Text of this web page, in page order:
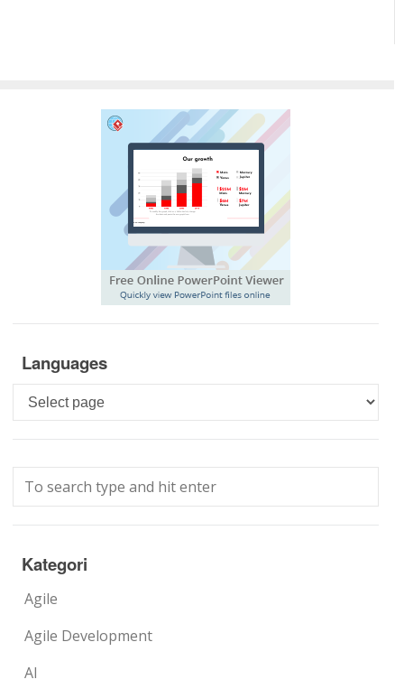
Languages
Languages
Kategori
Agile
Agile Development
AI